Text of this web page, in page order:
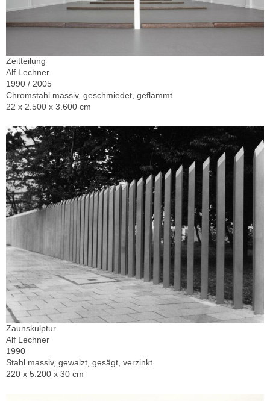
Zeitteilung
Alf Lechner
1990 / 2005
Chromstahl massiv, geschmiedet, geflämmt
22 x 2.500 x 3.600 cm
Zaunskulptur
Alf Lechner
1990
Stahl massiv, gewalzt, gesägt, verzinkt
220 x 5.200 x 30 cm